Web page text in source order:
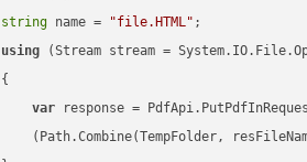
string name = "file.HTML"
using (Stream stream =
{
var response =
(Path.Combine(TempFolder,